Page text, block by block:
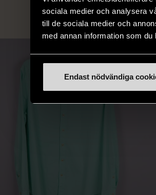
sociala medier och analysera
till de sociala medier och
med annan information som
Endast nödvändiga